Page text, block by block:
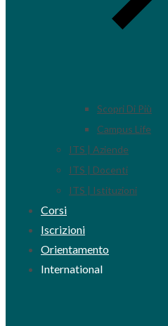
Scopri Di Più
Campus Life
ITS | Aziende
ITS | Docenti
ITS | Istituzioni
Corsi
Iscrizioni
Orientamento
International